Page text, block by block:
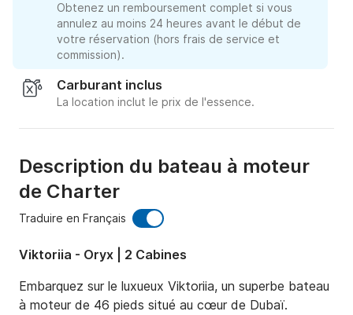
Obtenez un remboursement complet si vous
annulez au moins 24 heures avant le début de
votre réservation (hors frais de service et
commission).
Carburant inclus
La location inclut le prix de l'essence.
Description du bateau à moteur
de Charter
Traduire en Français
Viktoriia - Oryx | 2 Cabines
Embarquez sur le luxueux Viktoriia, un superbe bateau
à moteur de 46 pieds situé au cœur de Dubaï.